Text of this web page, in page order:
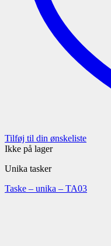
Tilføj til din ønskeliste
Ikke på lager
Unika tasker
Taske – unika – TA03